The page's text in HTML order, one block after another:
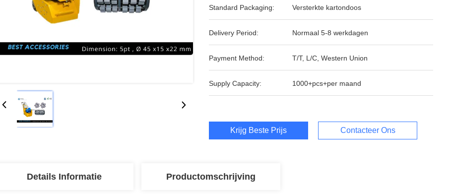
Standard Packaging: Versterkte kartondoos
Delivery Period: Normaal 5-8 werkdagen
Payment Method: T/T, L/C, Western Union
Supply Capacity: 1000+pcs+per maand
Krijg Beste Prijs Contacteer Ons
Details Informatie Productomschrijving